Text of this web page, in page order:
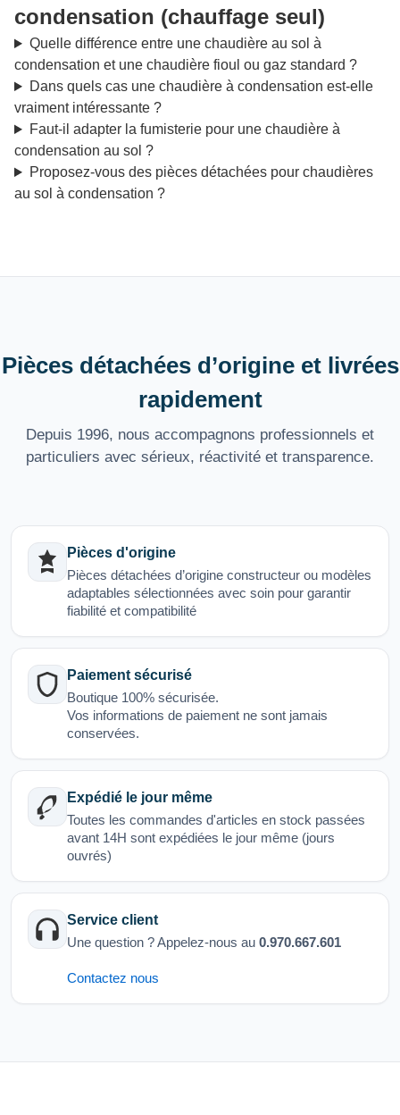
condensation (chauffage seul)
Quelle différence entre une chaudière au sol à
condensation et une chaudière fioul ou gaz standard ?
Dans quels cas une chaudière à condensation est-elle
vraiment intéressante ?
Faut-il adapter la fumisterie pour une chaudière à
condensation au sol ?
Proposez-vous des pièces détachées pour chaudières
au sol à condensation ?
Pièces détachées d’origine et livrées
rapidement
Depuis 1996, nous accompagnons professionnels et
particuliers avec sérieux, réactivité et transparence.
Pièces d'origine
Pièces détachées d’origine constructeur ou modèles
adaptables sélectionnées avec soin pour garantir
fiabilité et compatibilité
Paiement sécurisé
Boutique 100% sécurisée.
Vos informations de paiement ne sont jamais
conservées.
Expédié le jour même
Toutes les commandes d'articles en stock passées
avant 14H sont expédiées le jour même (jours
ouvrés)
Service client
Une question ? Appelez-nous au 0.970.667.601
Contactez nous